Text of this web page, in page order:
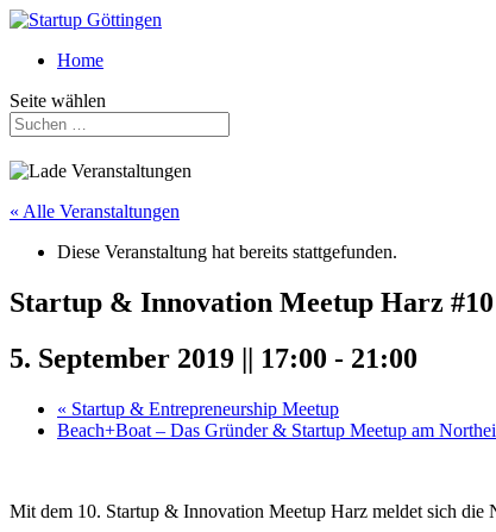
Home
Seite wählen
« Alle Veranstaltungen
Diese Veranstaltung hat bereits stattgefunden.
Startup & Innovation Meetup Harz #10
5. September 2019 || 17:00 - 21:00
« Startup & Entrepreneurship Meetup
Beach+Boat – Das Gründer & Startup Meetup am
Mit dem 10. Startup & Innovation Meetup Harz meldet sich die